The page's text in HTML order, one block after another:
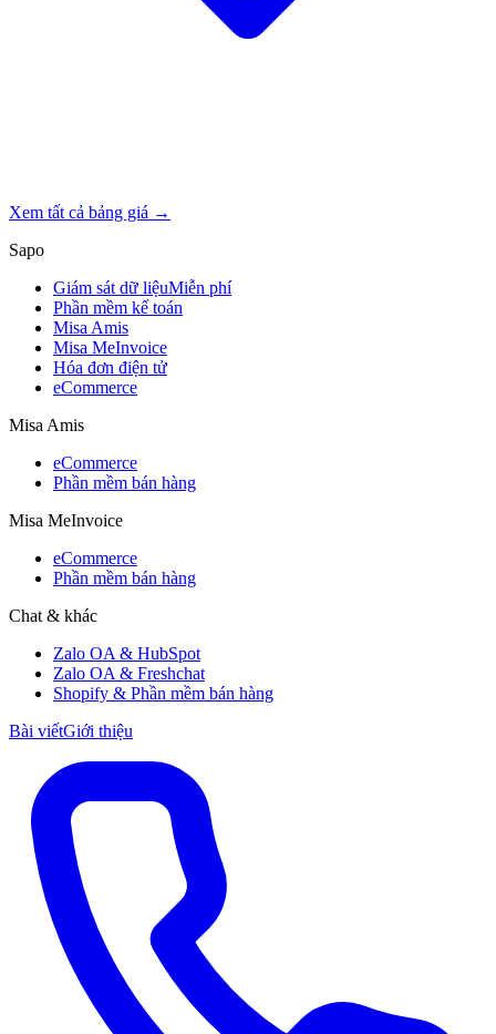
Xem tất cả bảng giá →
Sapo
Giám sát dữ liệuMiễn phí
Phần mềm kế toán
Misa Amis
Misa MeInvoice
Hóa đơn điện tử
eCommerce
Misa Amis
eCommerce
Phần mềm bán hàng
Misa MeInvoice
eCommerce
Phần mềm bán hàng
Chat & khác
Zalo OA & HubSpot
Zalo OA & Freshchat
Shopify & Phần mềm bán hàng
Bài viếtGiới thiệu